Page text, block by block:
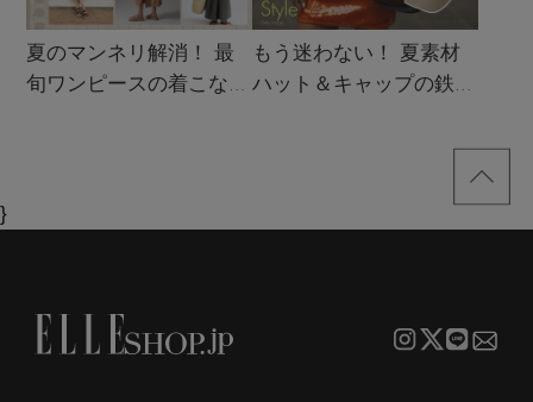
夏のマンネリ解消！ 最
旬ワンピースの着こなし
もう迷わない！ 夏素材
ハット＆キャップの鉄板
}